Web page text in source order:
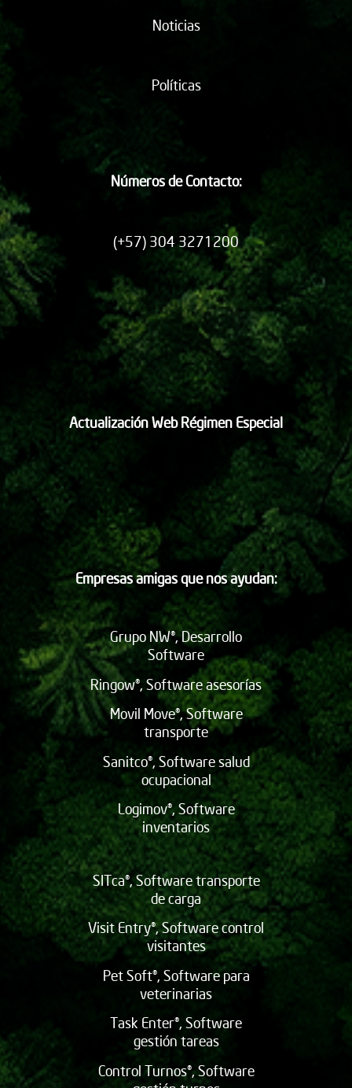
Noticias
Políticas
Números de Contacto:
(+57) 304 3271200
Actualización Web Régimen Especial
Empresas amigas que nos ayudan:
Grupo NW®, Desarrollo
Software
Ringow®, Software asesorías
Movil Move®, Software
transporte
Sanitco®, Software salud
ocupacional
Logimov®, Software
inventarios
SITca®, Software transporte
de carga
Visit Entry®, Software control
visitantes
Pet Soft®, Software para
veterinarias
Task Enter®, Software
gestión tareas
Control Turnos®, Software